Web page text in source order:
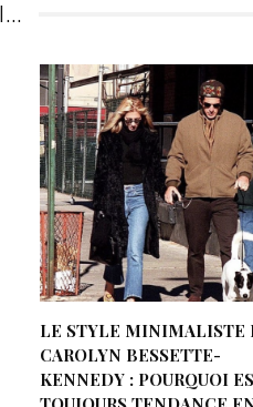
LE STYLE MINIMALISTE
CAROLYN BESSETTE-
KENNEDY : POURQUOI